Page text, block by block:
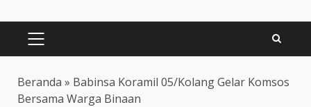
PRIMARY
MENU
Beranda » Babinsa Koramil 05/Kolang Gelar Komsos
Bersama Warga Binaan